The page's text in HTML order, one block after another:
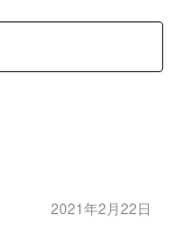
2021年2月22日